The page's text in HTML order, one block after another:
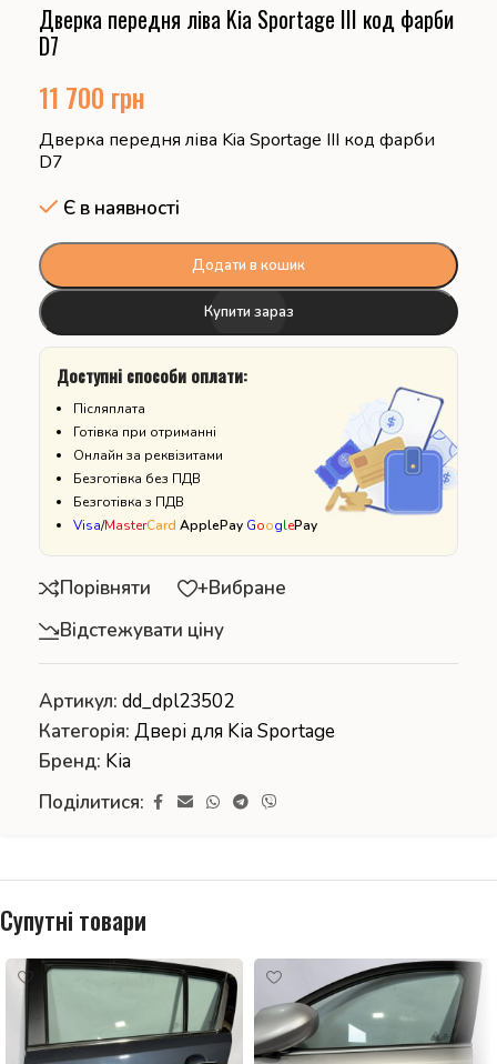
Дверка передня ліва Kia Sportage ІІІ код фарби
D7
11 700 грн
Дверка передня ліва Kia Sportage ІІІ код фарби
D7
Є в наявності
Додати в кошик
Купити зараз
Доступні способи оплати:
Післяплата
Готівка при отриманні
Онлайн за реквізитами
Безготівка без ПДВ
Безготівка з ПДВ
Visa/MasterCard ApplePay GooglePay
Порівняти
+Вибране
Відстежувати ціну
Артикул: dd_dpl23502
Категорія: Двері для Kia Sportage
Бренд: Kia
Поділитися:
Супутні товари